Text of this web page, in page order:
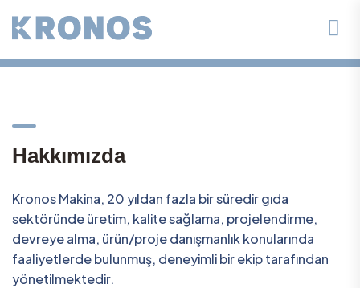
Hakkımızda
Kronos Makina, 20 yıldan fazla bir süredir gıda
sektöründe üretim, kalite sağlama, projelendirme,
devreye alma, ürün/proje danışmanlık konularında
faaliyetlerde bulunmuş, deneyimli bir ekip tarafından
yönetilmektedir.